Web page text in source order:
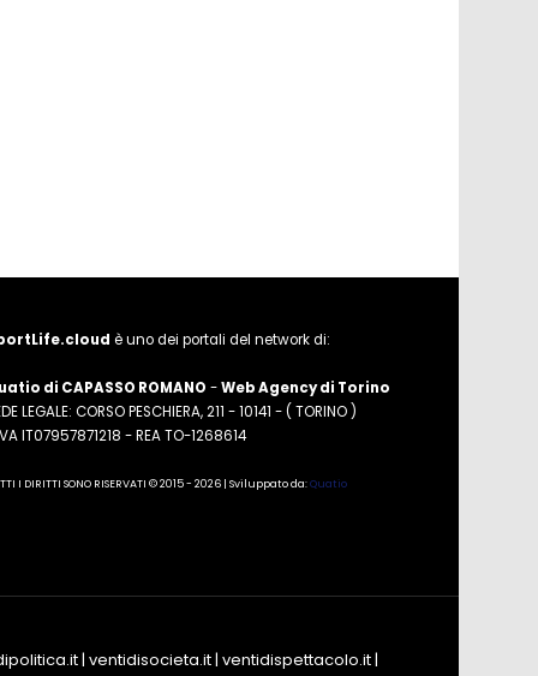
è uno dei portali del network di:
di CAPASSO ROMANO -Web Agency di Torino
LEGALE: CORSO PESCHIERA, 211 - 10141 - ( TORINO )
IT07957871218 - REA TO-1268614
I DIRITTI SONO RISERVATI © 2015 - 2026 | Sviluppato da:Quatio
| ventidisocieta.it| ventidispettacolo.it|